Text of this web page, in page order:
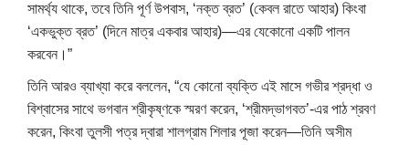
সামর্থ্য থাকে, তবে তিনি পূর্ণ উপবাস, ‘নক্ত ব্রত’ (কেবল রাতে আহার) কিংবা
‘একভুক্ত ব্রত’ (দিনে মাত্র একবার আহার)—এর যেকোনো একটি পালন
করবেন।”
তিনি আরও ব্যাখ্যা করে বললেন, “যে কোনো ব্যক্তি এই মাসে গভীর শ্রদ্ধা ও
বিশ্বাসের সাথে ভগবান শ্রীকৃষ্ণকে স্মরণ করেন, ‘শ্রীমদ্ভাগবত’-এর পাঠ শ্রবণ
করেন, কিংবা তুলসী পত্র দ্বারা শালগ্রাম শিলার পূজা করেন—তিনি অসীম